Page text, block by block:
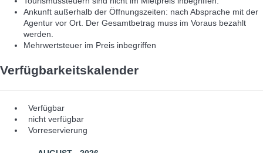
Ankunft außerhalb der Öffnungszeiten: nach Absprache mit der
Agentur vor Ort. Der Gesamtbetrag muss im Voraus bezahlt
werden.
Mehrwertsteuer im Preis inbegriffen
Verfügbarkeitskalender
Verfügbar
nicht verfügbar
Vorreservierung